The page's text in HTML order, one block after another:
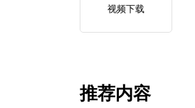
视频下载
推荐内容